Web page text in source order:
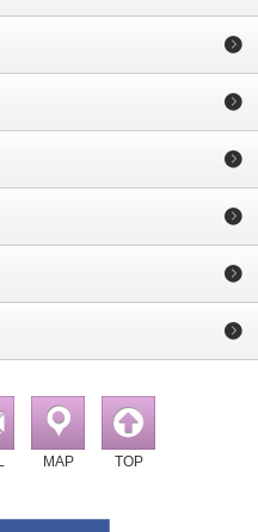
MAP TOP